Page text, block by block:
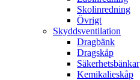
Skolinredning
Övrigt
Skyddsventilation
Dragbänk
Dragskåp
Säkerhetsbänkar
Kemikalieskåp